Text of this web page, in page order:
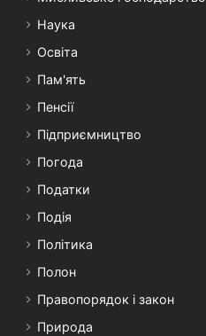
Наука
Освіта
Пам'ять
Пенсії
Підприємництво
Погода
Податки
Подія
Політика
Полон
Правопорядок і закон
Природа